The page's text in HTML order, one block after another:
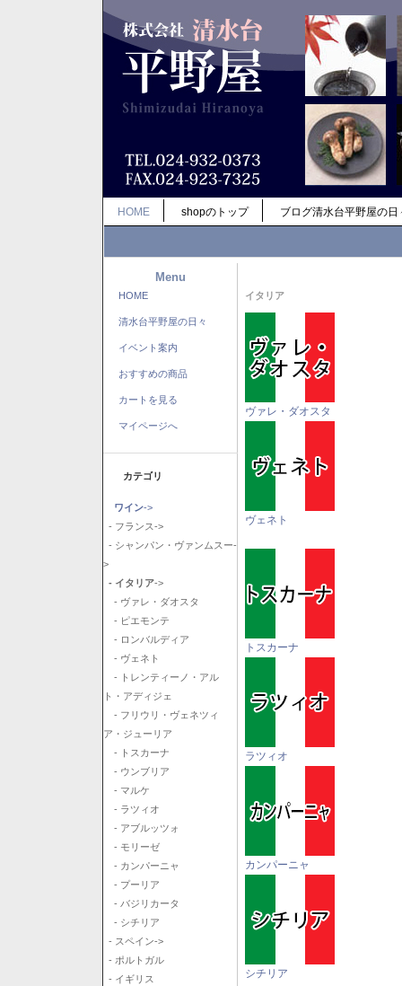
HOME shopのトップ ブログ清水台平野屋の日
Menu
HOME
清水台平野屋の日々
イベント案内
おすすめの商品
カートを見る
マイページへ
カテゴリ
ワイン->
- フランス->
- シャンパン・ヴァンムスー-
>
- イタリア->
- ヴァレ・ダオスタ
- ピエモンテ
- ロンバルディア
- ヴェネト
- トレンティーノ・アル
ト・アディジェ
- フリウリ・ヴェネツィ
ア・ジューリア
- トスカーナ
- ウンブリア
- マルケ
- ラツィオ
- アブルッツォ
- モリーゼ
- カンパーニャ
- プーリア
- バジリカータ
- シチリア
- スペイン->
- ポルトガル
- イギリス
イタリア
ヴァレ・ダオスタ
ヴェネト
トスカーナ
ラツィオ
カンパーニャ
シチリア